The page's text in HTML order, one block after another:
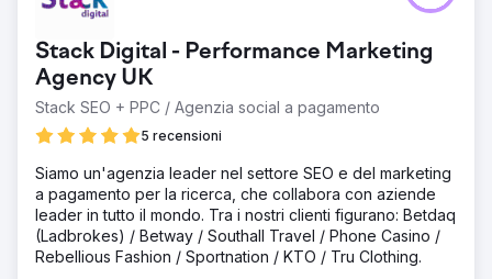
Risultato
Aumento del +213% del traffico organico in 3 mesi
Classificato a pagina 1 per oltre 15 parole chiave
specifiche per materia, tra cui "tutor di biologia online" e
"lezioni di inglese GCSE online" Tasso di conversione
raddoppiato, con moduli di richiesta settimanali medi
aumentati da 4 a oltre 12 a settimana Tasso di rimbalzo
ridotto del 28% e durata media della sessione aumentata
del 36% Ha contribuito a posizionare l'azienda per
l'espansione regionale e nazionale nel 2024
Vai alla pagina agenzia
Stack Digital - Performance Marketing
Agency UK
Stack SEO + PPC / Agenzia social a pagamento
5 recensioni
Siamo un'agenzia leader nel settore SEO e del marketing
a pagamento per la ricerca, che collabora con aziende
leader in tutto il mondo. Tra i nostri clienti figurano: Betdaq
(Ladbrokes) / Betway / Southall Travel / Phone Casino /
Rebellious Fashion / Sportnation / KTO / Tru Clothing.